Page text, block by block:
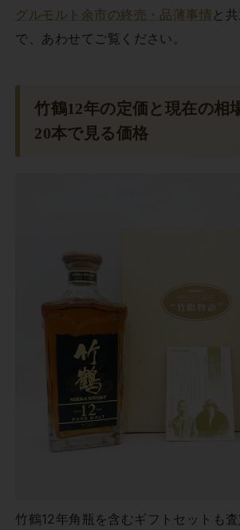
グルモルト余市の終売・品薄事情 と
で、あわせてご覧ください。
竹鶴12年の定価と現在の
20本で見る価格
竹鶴12年角瓶を含むギフトセットも